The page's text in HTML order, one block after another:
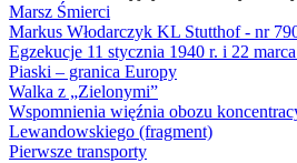
Marsz Śmierci
Markus Włodarczyk KL Stutthof - nr
Egzekucje 11 stycznia 1940 r. i 22
Piaski – granica Europy
Walka z „Zielonymi”
Wspomnienia więźnia obozu
Lewandowskiego (fragment)
Pierwsze transporty